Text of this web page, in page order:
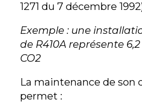
1271 du 7 décembre
Exemple : une
de R410A représente
CO2
La maintenance de son
permet :